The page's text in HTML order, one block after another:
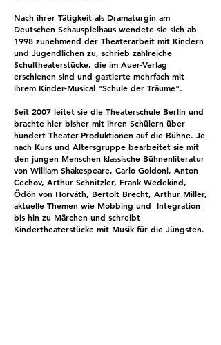
Nach ihrer Tätigkeit als Dramaturgin am
Deutschen Schauspielhaus wendete sie sich ab
1998 zunehmend der Theaterarbeit mit Kindern
und Jugendlichen zu, schrieb zahlreiche
Schultheaterstücke, die im Auer-Verlag
erschienen sind und gastierte mehrfach mit
ihrem Kinder-Musical "Schule der Träume".
Seit 2007 leitet sie die Theaterschule Berlin und
brachte hier bisher mit ihren Schülern über
hundert Theater-Produktionen auf die Bühne. Je
nach Kurs und Altersgruppe bearbeitet sie mit
den jungen Menschen klassische Bühnenliteratur
von William Shakespeare, Carlo Goldoni, Anton
Cechov, Arthur Schnitzler, Frank Wedekind,
Ödön von Horváth, Bertolt Brecht, Arthur Miller,
aktuelle Themen wie Mobbing und Integration
bis hin zu Märchen und schreibt
Kindertheaterstücke mit Musik für die Jüngsten.